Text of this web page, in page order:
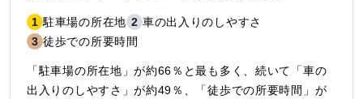
1 駐車場の所在地 2 車の出入りのしやすさ
3 徒歩での所要時間
「駐車場の所在地」が約66％と最も多く、続いて「車の
出入りのしやすさ」が約49％、「徒歩での所要時間」が